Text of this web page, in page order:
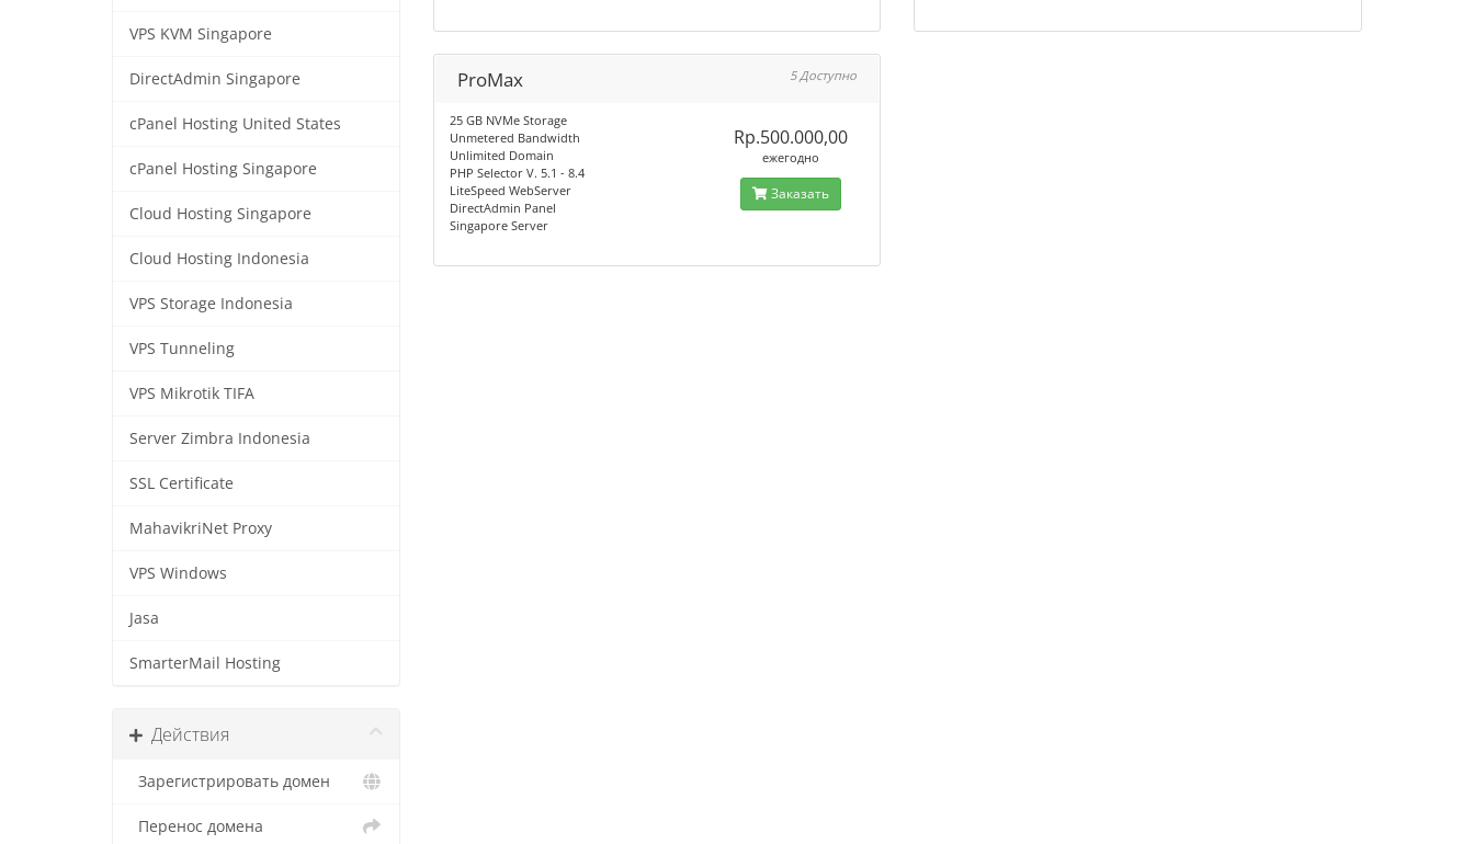
VPS KVM Singapore
DirectAdmin Singapore
cPanel Hosting United States
cPanel Hosting Singapore
Cloud Hosting Singapore
Cloud Hosting Indonesia
VPS Storage Indonesia
VPS Tunneling
VPS Mikrotik TIFA
Server Zimbra Indonesia
SSL Certificate
MahavikriNet Proxy
VPS Windows
Jasa
SmarterMail Hosting
Действия
Зарегистрировать домен
Перенос домена
ProMax 5 Доступно
25 GB NVMe Storage
Unmetered Bandwidth
Unlimited Domain
PHP Selector V. 5.1 - 8.4
LiteSpeed WebServer
DirectAdmin Panel
Singapore Server
Rp.500.000,00
ежегодно
Заказать